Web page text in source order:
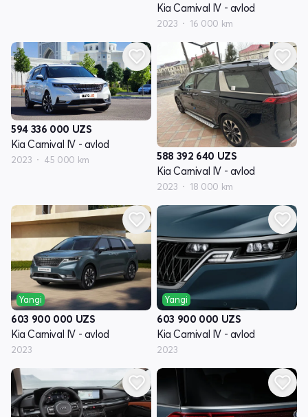
Kia Carnival IV - avlod
2023 16 000 km
594 336 000 UZS
Kia Carnival IV - avlod
2023 45 000 km 588 392 640 UZS
Kia Carnival IV - avlod
2023 18 000 km
Yangi
603 900 000 UZS
Kia Carnival IV - avlod
2023
Yangi
603 900 000 UZS
Kia Carnival IV - avlod
2023